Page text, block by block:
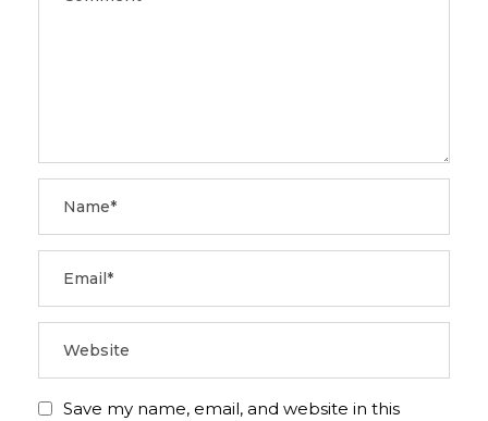
Save my name, email, and website in this